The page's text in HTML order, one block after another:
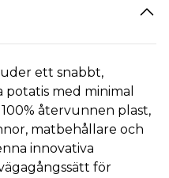
ett snabbt,
med minimal
återvunnen plast,
matbehållare och
innovativa
för